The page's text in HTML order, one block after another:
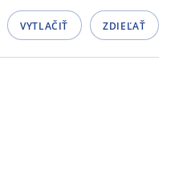
VYTLAČIŤ ZDIEĽAŤ